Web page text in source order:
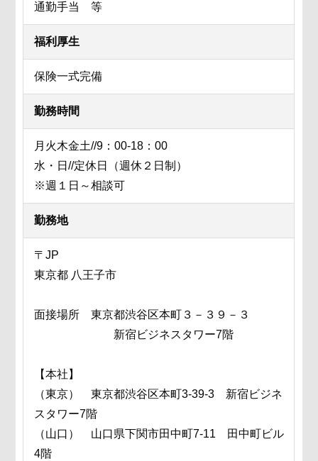
通勤手当 等
福利厚生
保険一式完備
勤務時間
月火木金土//9：00-18：00
水・日//定休日（週休２日制）
※週１日～相談可
勤務地
〒JP
東京都 八王子市
面接場所 東京都渋谷区本町３－３９－３
新宿ビジネスタワー7階
【本社】
（東京） 東京都渋谷区本町3-39-3 新宿ビジネ
スタワー7階
（山口） 山口県下関市田中町7-11 田中町ビル
4階